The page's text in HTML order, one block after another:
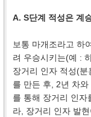
A. S단계 적성은 계
보통 마개조라고 하
려 우승시키는(예 :
장거리 인자 적성(
를 만든 후, 2년 차
를 통해 장거리 인자
라, 장거리 인자 발